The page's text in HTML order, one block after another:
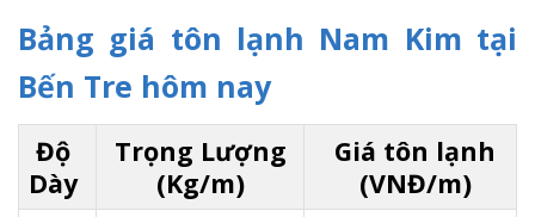
Bảng giá tôn lạnh Nam Kim tại
Bến Tre hôm nay
Độ
Dày
Trọng Lượng
(Kg/m)
Giá tôn lạnh
(VNĐ/m)